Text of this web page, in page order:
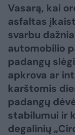
Vasarą, kai
asfaltas
svarbu
automobilio
padangų
apkrova ar
karštomis
padangų
stabilumui ir
degalinių